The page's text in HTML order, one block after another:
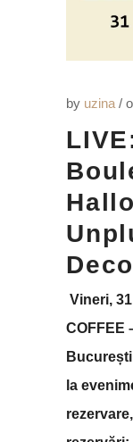
by uzina
Vineri,
COFFEE
la